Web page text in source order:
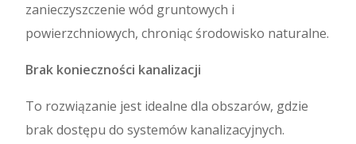
zanieczyszczenie wód gruntowych i
powierzchniowych, chroniąc środowisko naturalne.
Brak konieczności kanalizacji
To rozwiązanie jest idealne dla obszarów, gdzie
brak dostępu do systemów kanalizacyjnych.